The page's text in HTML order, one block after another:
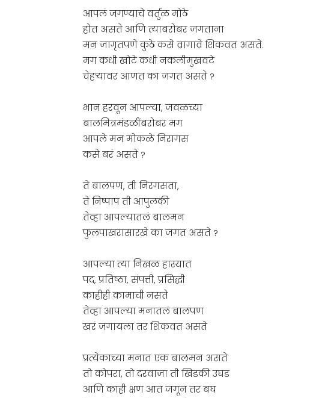
आपलं जगण्याचे वर्तुळ मोठे
होत असते आणि त्याबरोबर जगताना
मन जागृतपणे कुठे कसे वागावे शिकवत असते.
मग कधी खोटे कधी नकलीमुखवटे
चेहर्‍यावर आणत का जगत असते ?
भान हरवून आपल्या, जवळच्या
बालमित्रमंडळींबरोबर मग
आपले मन मोकळे निरागस
कसे बरं असते ?
ते बालपण, ती निरगसता,
ते निष्पाप ती आपुलकी
तेव्हा आपल्यातलं बालमन
फुलपाखरासारखे का जगत असते ?
आपल्या त्या निखळ हास्यात
पद, प्रतिष्ठा, संपत्ती, प्रसिद्धी
काहीही कामाची नसते
तेव्हा आपल्या मनातलं बालपण
खरं जगायला तर शिकवत असते
प्रत्येकाच्या मनात एक बालमन असते
तो कोपरा, तो दरवाजा ती खिडकी उघड
आणि काही क्षण आत जगून तर बघ